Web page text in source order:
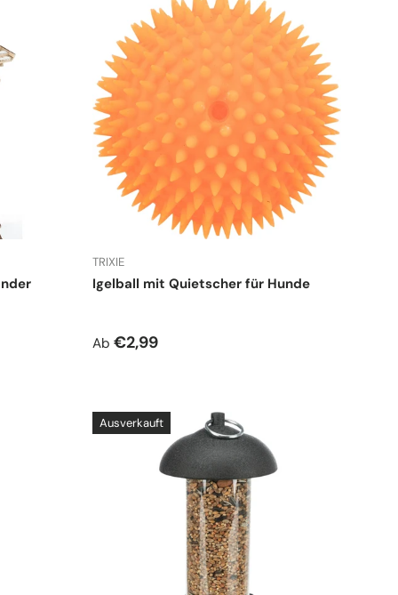
TRIXIE
Igelball mit Quietscher für Hunde
Normaler Preis
Ab €2,99
Ausverkauft